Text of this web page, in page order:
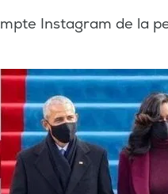
Instagram de la